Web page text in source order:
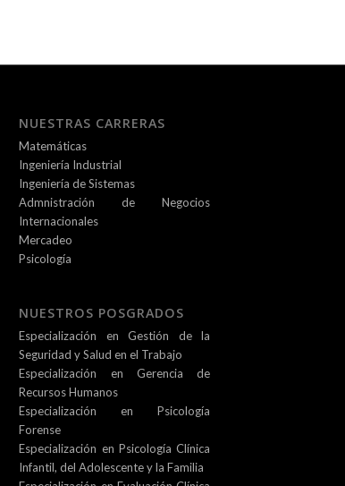
NUESTRAS CARRERAS
Matemáticas
Ingeniería Industrial
Ingeniería de Sistemas
Admnistración de Negocios
Internacionales
Mercadeo
Psicología
NUESTROS POSGRADOS
Especialización en Gestión de la
Seguridad y Salud en el Trabajo
Especialización en Gerencia de
Recursos Humanos
Especialización en Psicología
Forense
Especialización en Psicología Clínica
Infantil, del Adolescente y la Familia